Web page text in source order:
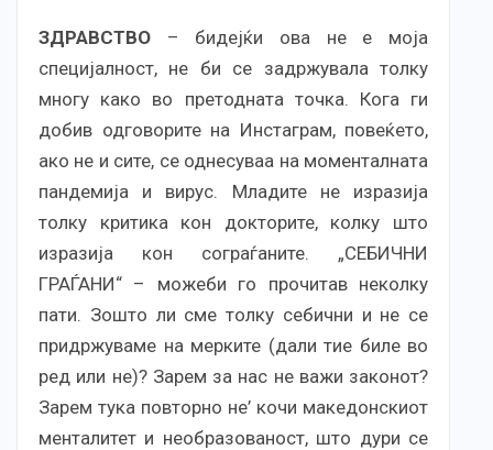
ЗДРАВСТВО – бидејќи ова не е моја
специјалност, не би се задржувала толку
многу како во претодната точка. Кога ги
добив одговорите на Инстаграм, повеќето,
ако не и сите, се однесуваа на моменталната
пандемија и вирус. Младите не изразија
толку критика кон докторите, колку што
изразија кон сограѓаните. „СЕБИЧНИ
ГРАЃАНИ“ – можеби го прочитав неколку
пати. Зошто ли сме толку себични и не се
придржуваме на мерките (дали тие биле во
ред или не)? Зарем за нас не важи законот?
Зарем тука повторно не’ кочи македонскиот
менталитет и необразованост, што дури се